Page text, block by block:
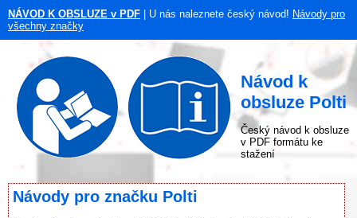
NÁVOD K OBSLUZE v PDF | U nás naleznete český návod! Návody pro
všechny značky
Návod k
obsluze Polti
Český návod k obsluze
v PDF formátu ke
stažení
Návody pro značku Polti